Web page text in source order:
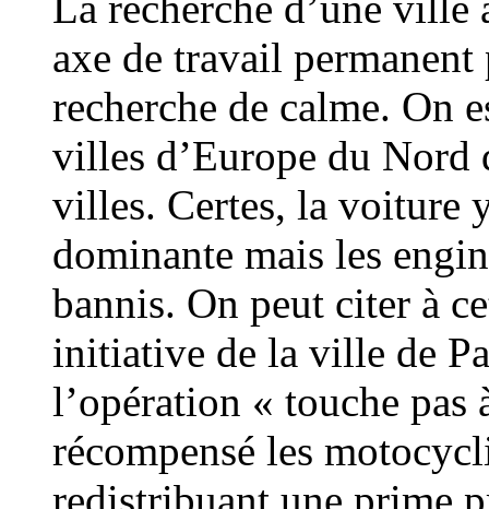
axe de travail
recherche de calme. On
villes d’Europe du Nord
villes. Certes, la voiture
dominante mais les
bannis. On peut citer à
initiative de la ville de
l’opération « touche
récompensé les
redistribuant une prime